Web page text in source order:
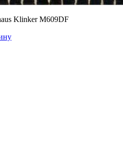
Klinker M609DF